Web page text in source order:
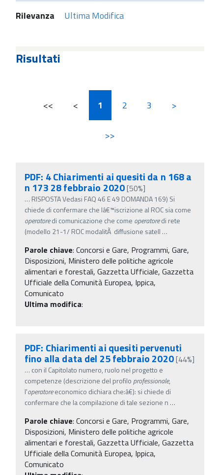
Rilevanza Ultima Modifica
Risultati
<< < 1 2 3 >
>>
PDF: 4 Chiarimenti ai quesiti da n 168 a
n 173 28 febbraio 2020[50%]
… RISPOSTA Vedasi FAQ 46 E 49 DOMANDA 169) Si
chiede di confermare che lâ€™iscrizione al ROC sia come
operatoredi comunicazione che come operatoredi rete
(modello 21-1/ ROC modalitÃ diffusione satell …
Parole chiave: Concorsi e Gare, Programmi, Gare,
Disposizioni, Ministero delle politiche agricole
alimentari e forestali, Gazzetta Ufficiale, Gazzetta
Ufficiale della Comunità Europea, Ippica,
Comunicato
Ultima modifica:
PDF: Chiarimenti ai quesiti pervenuti
fino alla data del 25 febbraio 2020[44%]
… con il Capitolato numero, ruolo nel progetto e
competenze (descrizione del profilo professionale,
l'operatoreeconomico dichiara che:â€): si chiede di
confermare che la compilazione di tale sezione n …
Parole chiave: Concorsi e Gare, Programmi, Gare,
Disposizioni, Ministero delle politiche agricole
alimentari e forestali, Gazzetta Ufficiale, Gazzetta
Ufficiale della Comunità Europea, Ippica,
Comunicato